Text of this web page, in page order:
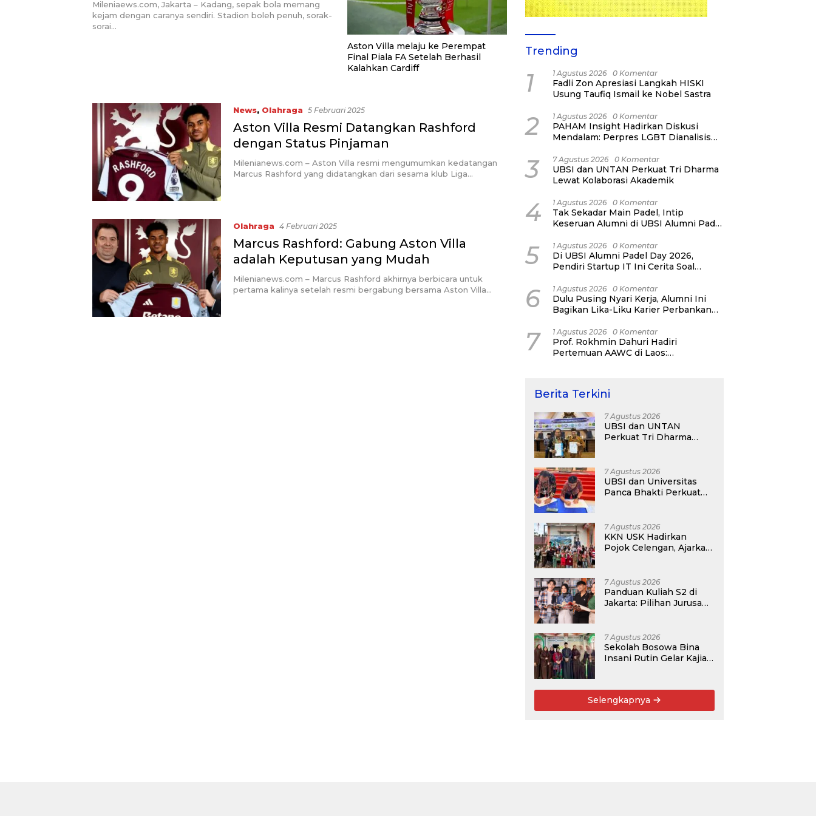
Mileniaews.com, Jakarta – Kadang, sepak bola memang
kejam dengan caranya sendiri. Stadion boleh penuh, sorak-
sorai…
Aston Villa melaju ke Perempat
Final Piala FA Setelah Berhasil
Kalahkan Cardiff
News, Olahraga 5 Februari 2025
Aston Villa Resmi Datangkan Rashford
dengan Status Pinjaman
Milenianews.com – Aston Villa resmi mengumumkan kedatangan
Marcus Rashford yang didatangkan dari sesama klub Liga…
Olahraga 4 Februari 2025
Marcus Rashford: Gabung Aston Villa
adalah Keputusan yang Mudah
Milenianews.com – Marcus Rashford akhirnya berbicara untuk
pertama kalinya setelah resmi bergabung bersama Aston Villa…
Trending
1 1 Agustus 2026 0 Komentar
Fadli Zon Apresiasi Langkah HISKI
Usung Taufiq Ismail ke Nobel Sastra
2 1 Agustus 2026 0 Komentar
PAHAM Insight Hadirkan Diskusi
Mendalam: Perpres LGBT Dianalisis
Bukan Ancaman Individual
3 7 Agustus 2026 0 Komentar
UBSI dan UNTAN Perkuat Tri Dharma
Lewat Kolaborasi Akademik
4 1 Agustus 2026 0 Komentar
Tak Sekadar Main Padel, Intip
Keseruan Alumni di UBSI Alumni Padel
5 1 Agustus 2026 0 Komentar
Di UBSI Alumni Padel Day 2026,
Pendiri Startup IT Ini Cerita Soal
Network Alumni
6 1 Agustus 2026 0 Komentar
Dulu Pusing Nyari Kerja, Alumni Ini
Bagikan Lika-Liku Karier Perbankan
Day 2026
7 1 Agustus 2026 0 Komentar
Prof. Rokhmin Dahuri Hadiri
Pertemuan AAWC di Laos:
Berita Terkini
7 Agustus 2026
UBSI dan UNTAN
Perkuat Tri Dharma
7 Agustus 2026
UBSI dan Universitas
Panca Bhakti Perkuat
7 Agustus 2026
KKN USK Hadirkan
Pojok Celengan, Ajarkan
7 Agustus 2026
Panduan Kuliah S2 di
Jakarta: Pilihan Jurusan,
7 Agustus 2026
Sekolah Bosowa Bina
Insani Rutin Gelar Kajian
Umum
Selengkapnya